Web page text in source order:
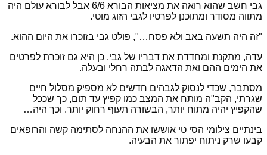
גבי חשב שהוא רואה את מציאות הבורא 6/6 אבל לבורא עולם היה
מתווה מסודר ומתוכנן לפרטיו לגבי הזוג מוטי.
"זה היה תשעה באב ולא פסח…", פולט גבי בזוכרו את היום ההוא.
עדה, מתקנת ומחדדת את דבריו של גבי. כן היא גם זוכרת לפרטים
את הימים ההם ואת הדאגה לבתה רחלי ובעלה.
מסתבר, שכדי לנסוק לגבהים חדשים לא מספיק מסלול חיים
שגרתי, הקב"ה מותח את המצב כמו קפיץ עד תום, כך שככל
שהקפיץ יהיה מתוח יותר, הבשורה תעוף רחוק יותר. וכך היה…
בינתיים צילומי הסי טי אוששו את ההנחה לסתימה קשה והרופאים
קבעו שרק ניתוח יפתור את הבעיה.